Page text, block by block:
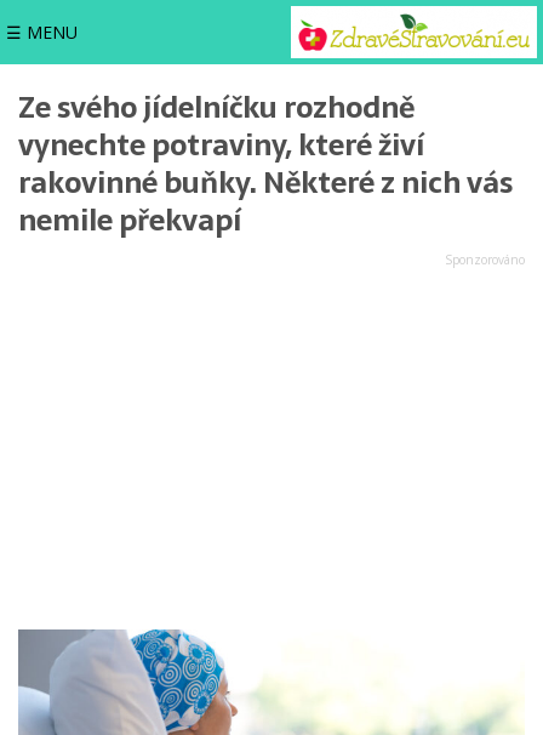
☰ MENU
Ze svého jídelníčku rozhodně
vynechte potraviny, které živí
rakovinné buňky. Některé z nich vás
nemile překvapí